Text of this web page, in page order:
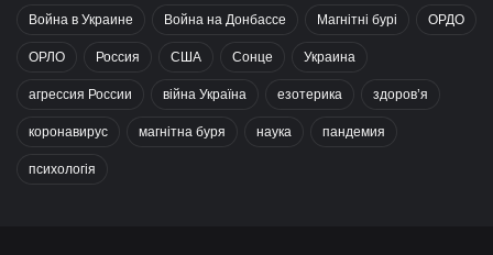
Война в Украине Война на Донбассе Магнітні бурі ОРДО
ОРЛО Россия США Сонце Украина
агрессия России війна Україна езотерика здоров’я
коронавирус магнітна буря наука пандемия
психологія